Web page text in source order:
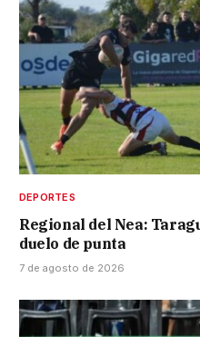
DEPORTES
Regional del Nea:
duelo de punta
7 de agosto de 2026